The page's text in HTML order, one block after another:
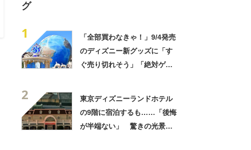
グ
1
「全部買わなきゃ！」9/4発売
のディズニー新グッズに「す
ぐ売り切れそう」「絶対ゲッ
2
東京ディズニーランドホテル
の9階に宿泊するも……「後悔
が半端ない」 驚きの光景に